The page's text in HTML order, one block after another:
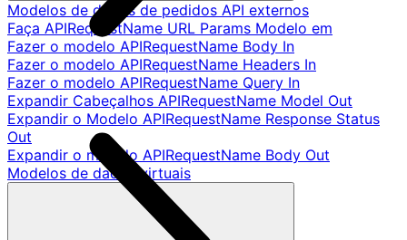
Modelos de dados de pedidos API externos
Faça APIRequestName URL Params Modelo em
Fazer o modelo APIRequestName Body In
Fazer o modelo APIRequestName Headers In
Fazer o modelo APIRequestName Query In
Expandir Cabeçalhos APIRequestName Model Out
Expandir o Modelo APIRequestName Response Status
Out
Expandir o modelo APIRequestName Body Out
Modelos de dados virtuais